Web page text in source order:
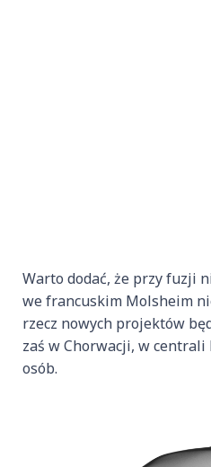
Warto dodać, że przy fuzji
we francuskim Molsheim
rzecz nowych projektów
zaś w Chorwacji, w centrali
osób.